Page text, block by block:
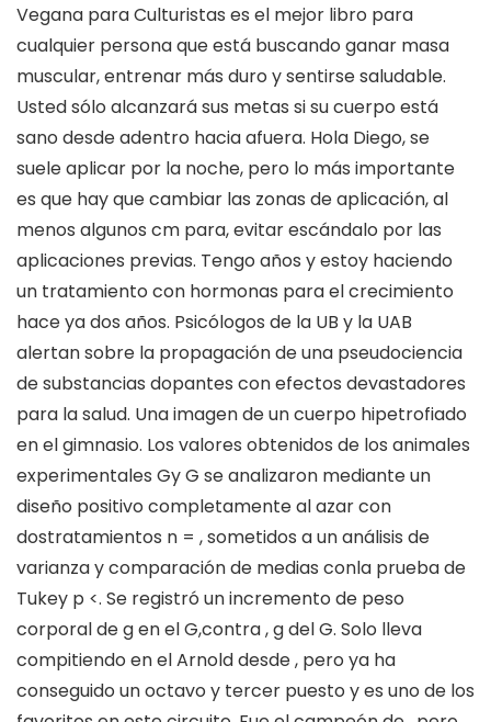
Vegana para Culturistas es el mejor libro para
cualquier persona que está buscando ganar masa
muscular, entrenar más duro y sentirse saludable.
Usted sólo alcanzará sus metas si su cuerpo está
sano desde adentro hacia afuera. Hola Diego, se
suele aplicar por la noche, pero lo más importante
es que hay que cambiar las zonas de aplicación, al
menos algunos cm para, evitar escándalo por las
aplicaciones previas. Tengo años y estoy haciendo
un tratamiento con hormonas para el crecimiento
hace ya dos años. Psicólogos de la UB y la UAB
alertan sobre la propagación de una pseudociencia
de substancias dopantes con efectos devastadores
para la salud. Una imagen de un cuerpo hipetrofiado
en el gimnasio. Los valores obtenidos de los animales
experimentales Gy G se analizaron mediante un
diseño positivo completamente al azar con
dostratamientos n = , sometidos a un análisis de
varianza y comparación de medias conla prueba de
Tukey p <. Se registró un incremento de peso
corporal de g en el G,contra , g del G. Solo lleva
compitiendo en el Arnold desde , pero ya ha
conseguido un octavo y tercer puesto y es uno de los